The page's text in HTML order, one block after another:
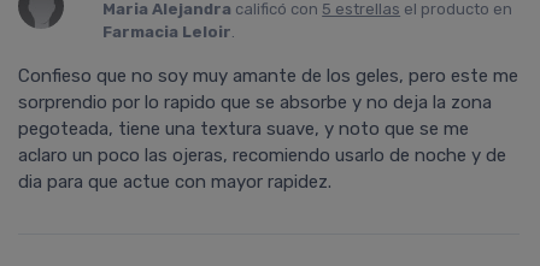
Maria Alejandra calificó con 5 estrellas el producto en
Farmacia Leloir.
Confieso que no soy muy amante de los geles, pero este me
sorprendio por lo rapido que se absorbe y no deja la zona
pegoteada, tiene una textura suave, y noto que se me
aclaro un poco las ojeras, recomiendo usarlo de noche y de
dia para que actue con mayor rapidez.